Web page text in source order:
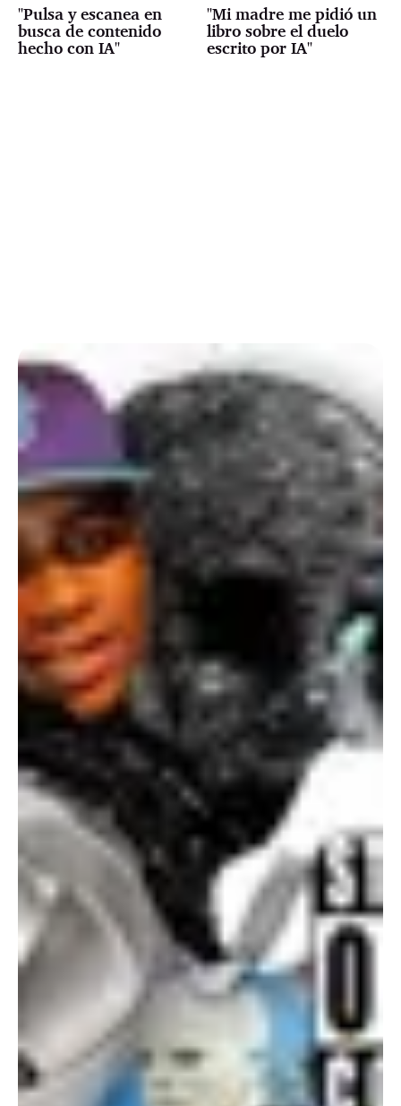
"Pulsa y escanea en
busca de contenido
hecho con IA"
"Mi madre me pidió un
libro sobre el duelo
escrito por IA"